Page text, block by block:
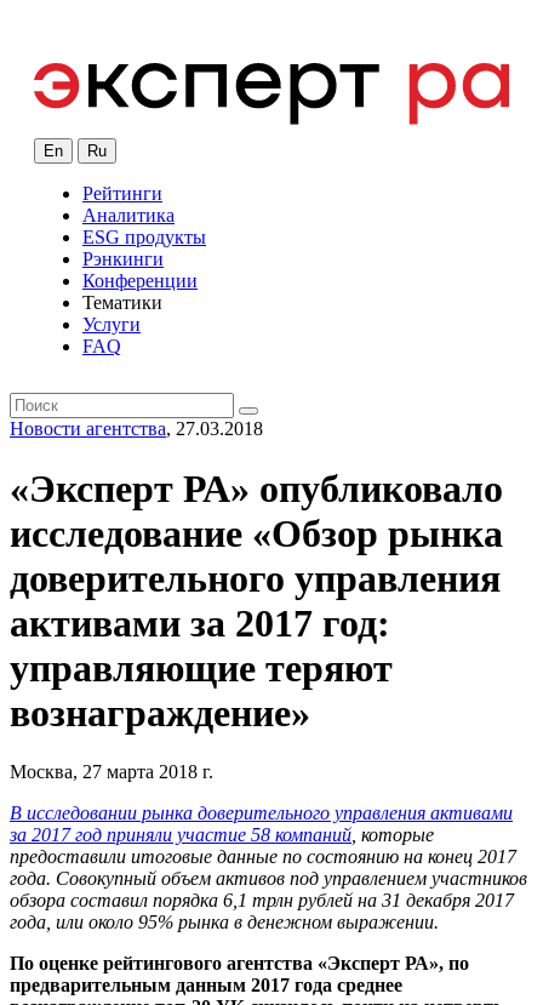
En Ru
Рейтинги
Аналитика
ESG продукты
Рэнкинги
Конференции
Тематики
Услуги
FAQ
Новости агентства, 27.03.2018
«Эксперт РА» опубликовало
исследование «Обзор рынка
доверительного управления
активами за 2017 год:
управляющие теряют
вознаграждение»
Москва, 27 марта 2018 г.
В исследовании рынка доверительного управления активами
за 2017 год приняли участие 58 компаний , которые
предоставили итоговые данные по состоянию на конец 2017
года. Совокупный объем активов под управлением участников
обзора составил порядка 6,1 трлн рублей на 31 декабря 2017
года, или около 95% рынка в денежном выражении.
По оценке рейтингового агентства «Эксперт РА», по
предварительным данным 2017 года среднее